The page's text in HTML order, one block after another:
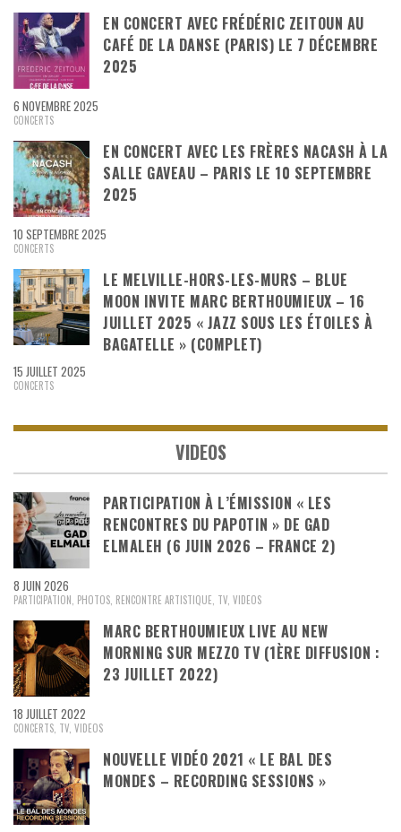
EN CONCERT AVEC FRÉDÉRIC ZEITOUN AU
CAFÉ DE LA DANSE (PARIS) LE 7 DÉCEMBRE
2025
6 NOVEMBRE 2025
CONCERTS
EN CONCERT AVEC LES FRÈRES NACASH À LA
SALLE GAVEAU – PARIS LE 10 SEPTEMBRE
2025
10 SEPTEMBRE 2025
CONCERTS
LE MELVILLE-HORS-LES-MURS – BLUE
MOON INVITE MARC BERTHOUMIEUX – 16
JUILLET 2025 « JAZZ SOUS LES ÉTOILES À
BAGATELLE » (COMPLET)
15 JUILLET 2025
CONCERTS
VIDEOS
PARTICIPATION À L’ÉMISSION « LES
RENCONTRES DU PAPOTIN » DE GAD
ELMALEH (6 JUIN 2026 – FRANCE 2)
8 JUIN 2026
PARTICIPATION, PHOTOS, RENCONTRE ARTISTIQUE, TV, VIDEOS
MARC BERTHOUMIEUX LIVE AU NEW
MORNING SUR MEZZO TV (1ÈRE DIFFUSION :
23 JUILLET 2022)
18 JUILLET 2022
CONCERTS, TV, VIDEOS
NOUVELLE VIDÉO 2021 « LE BAL DES
MONDES – RECORDING SESSIONS »